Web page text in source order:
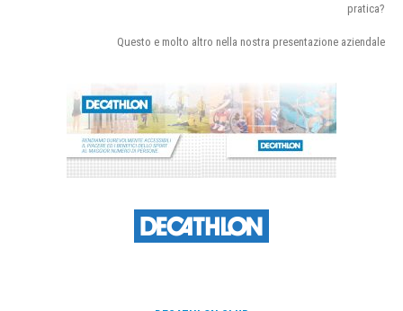
pratica?
Questo e molto altro nella nostra presentazione aziendale